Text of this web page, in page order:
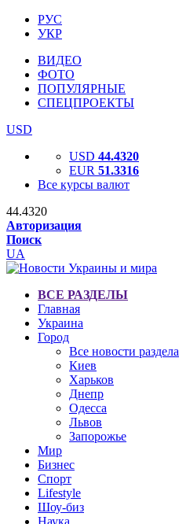
РУС
УКР
ВИДЕО
ФОТО
ПОПУЛЯРНЫЕ
СПЕЦПРОЕКТЫ
USD
USD 44.4320
EUR 51.3316
Все курсы валют
44.4320
Авторизация
Поиск
UA
ВСЕ РАЗДЕЛЫ
Главная
Украина
Город
Все новости раздела
Киев
Харьков
Днепр
Одесса
Львов
Запорожье
Мир
Бизнес
Спорт
Lifestyle
Шоу-биз
Наука